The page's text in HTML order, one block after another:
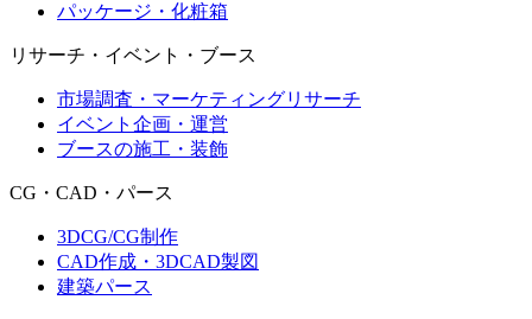
パッケージ・化粧箱
リサーチ・イベント・ブース
市場調査・マーケティングリサーチ
イベント企画・運営
ブースの施工・装飾
CG・CAD・パース
3DCG/CG制作
CAD作成・3DCAD製図
建築パース